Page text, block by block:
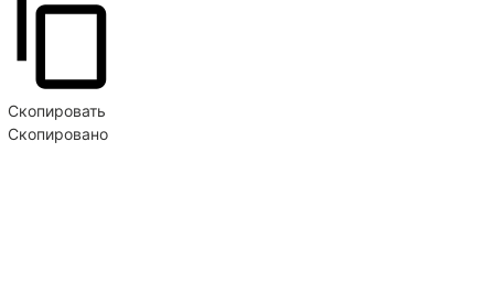
Скопировать
Скопировано